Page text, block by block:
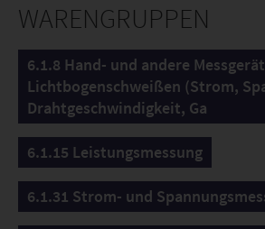
WARENGRUPPEN
6.1.8 Hand- und andere
Lichtbogenschweißen (Strom,
Drahtgeschwindigkeit, Ga
6.1.15 Leistungsmessung
6.1.31 Strom- und